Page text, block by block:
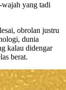
yang tadi
obrolan justru
dunia
kalau didengar
berat.